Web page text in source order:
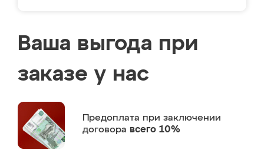
Ваша выгода при
заказе у нас
Предоплата при заключении
договора всего 10%